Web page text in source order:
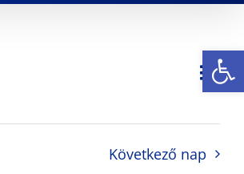
Nap
Következő nap